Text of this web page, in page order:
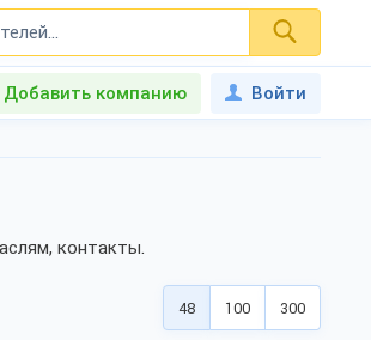
Добавить компанию Войти
контакты.
48 100 300